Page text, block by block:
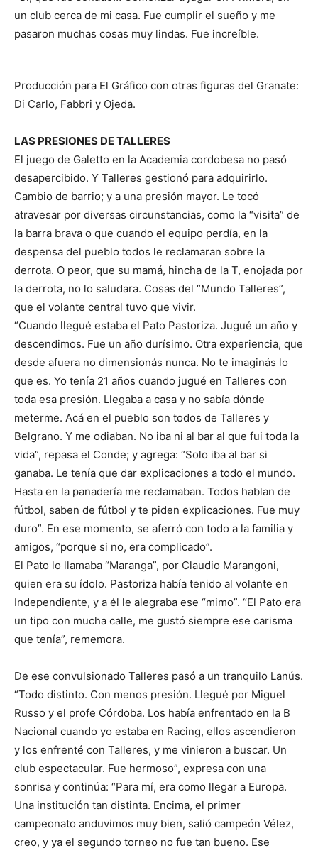
un club cerca de mi casa. Fue cumplir el sueño y me
pasaron muchas cosas muy lindas. Fue increíble.
Producción para El Gráfico con otras figuras del Granate:
Di Carlo, Fabbri y Ojeda.
LAS PRESIONES DE TALLERES
El juego de Galetto en la Academia cordobesa no pasó
desapercibido. Y Talleres gestionó para adquirirlo.
Cambio de barrio; y a una presión mayor. Le tocó
atravesar por diversas circunstancias, como la “visita” de
la barra brava o que cuando el equipo perdía, en la
despensa del pueblo todos le reclamaran sobre la
derrota. O peor, que su mamá, hincha de la T, enojada por
la derrota, no lo saludara. Cosas del “Mundo Talleres”,
que el volante central tuvo que vivir.
“Cuando llegué estaba el Pato Pastoriza. Jugué un año y
descendimos. Fue un año durísimo. Otra experiencia, que
desde afuera no dimensionás nunca. No te imaginás lo
que es. Yo tenía 21 años cuando jugué en Talleres con
toda esa presión. Llegaba a casa y no sabía dónde
meterme. Acá en el pueblo son todos de Talleres y
Belgrano. Y me odiaban. No iba ni al bar al que fui toda la
vida”, repasa el Conde; y agrega: “Solo iba al bar si
ganaba. Le tenía que dar explicaciones a todo el mundo.
Hasta en la panadería me reclamaban. Todos hablan de
fútbol, saben de fútbol y te piden explicaciones. Fue muy
duro”. En ese momento, se aferró con todo a la familia y
amigos, “porque si no, era complicado”.
El Pato lo llamaba “Maranga”, por Claudio Marangoni,
quien era su ídolo. Pastoriza había tenido al volante en
Independiente, y a él le alegraba ese “mimo”. “El Pato era
un tipo con mucha calle, me gustó siempre ese carisma
que tenía”, rememora.
De ese convulsionado Talleres pasó a un tranquilo Lanús.
“Todo distinto. Con menos presión. Llegué por Miguel
Russo y el profe Córdoba. Los había enfrentado en la B
Nacional cuando yo estaba en Racing, ellos ascendieron
y los enfrenté con Talleres, y me vinieron a buscar. Un
club espectacular. Fue hermoso”, expresa con una
sonrisa y continúa: “Para mí, era como llegar a Europa.
Una institución tan distinta. Encima, el primer
campeonato anduvimos muy bien, salió campeón Vélez,
creo, y ya el segundo torneo no fue tan bueno. Ese